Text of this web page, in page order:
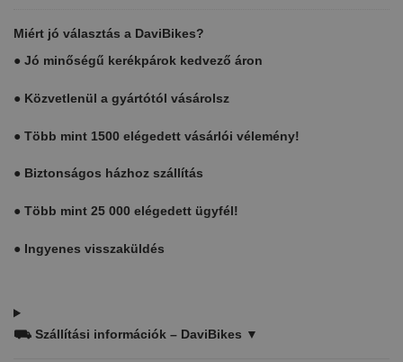
készlet
Miért jó választás a DaviBikes?
● Jó minőségű kerékpárok kedvező áron
● Közvetlenül a gyártótól vásárolsz
● Több mint 1500 elégedett vásárlói vélemény!
● Biztonságos házhoz szállítás
● Több mint 25 000 elégedett ügyfél!
● Ingyenes visszaküldés
⛟ Szállítási információk – DaviBikes ▼